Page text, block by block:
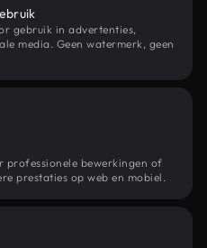
gebruik in advertenties,
media. Geen watermerk, geen
professionele bewerkingen of
prestaties op web en mobiel.